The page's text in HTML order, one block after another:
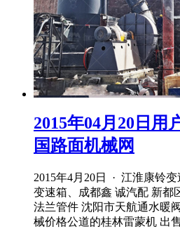
2015年04月20日用
国路面机械网
2015年4月20日 · 江淮康铃
变速箱、成都鑫 诚汽配 新都
法兰管件 沈阳市天航通水暖
械价格公道的桂林雷蒙机 出